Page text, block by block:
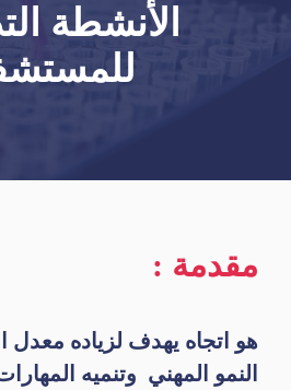
الأنشطة
مقدمة :
هو اتجاه يهدف لزياده معدل
النمو المهني وتنميه